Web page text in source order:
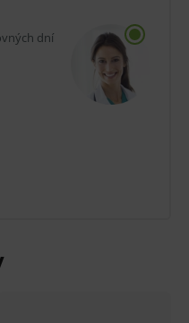
roztokom, ktorý sa
kompatibilita s
alkoholu
dní